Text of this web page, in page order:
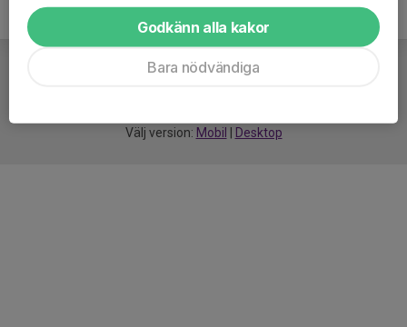
Välj version: Mobil Desktop
Godkänn alla kakor
Bara nödvändiga